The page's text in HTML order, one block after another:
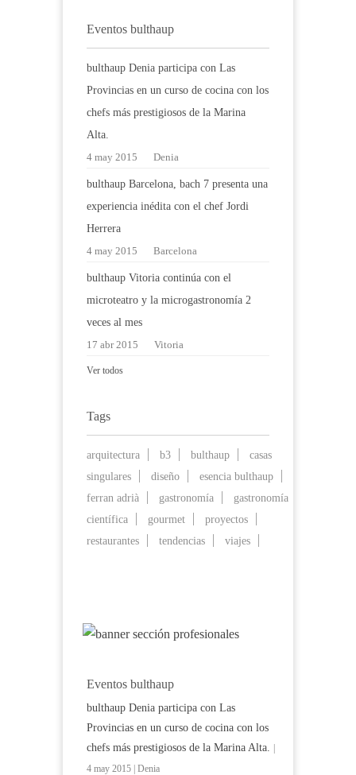
Eventos bulthaup
bulthaup Denia participa con Las
Provincias en un curso de cocina con los
chefs más prestigiosos de la Marina
Alta.
4 may 2015 Denia
bulthaup Barcelona, bach 7 presenta una
experiencia inédita con el chef Jordi
Herrera
4 may 2015 Barcelona
bulthaup Vitoria continúa con el
microteatro y la microgastronomía 2
veces al mes
17 abr 2015 Vitoria
Ver todos
Tags
arquitectura b3 bulthaup
casas
singulares
diseño
esencia bulthaup
ferran adrià
gastronomía
gastronomía
científica
gourmet
proyectos
restaurantes
tendencias viajes
Eventos bulthaup
bulthaup Denia participa con Las
Provincias en un curso de cocina con los
chefs más prestigiosos de la Marina Alta.
4 may 2015 | Denia